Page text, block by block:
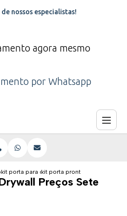
nossos especialistas!
agora mesmo
por Whatsapp
drywall
kit porta para drywallkit porta pronta drywall
Preços Sete